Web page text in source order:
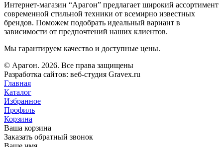
Интернет-магазин “Арагон” предлагает широкий ассортимент
современной стильной техники от всемирно известных
брендов. Поможем подобрать идеальный вариант в
зависимости от предпочтений наших клиентов.
Мы гарантируем качество и доступные цены.
© Арагон. 2026. Все права защищены
Разработка сайтов: веб-студия Gravex.ru
Главная
Каталог
Избранное
Профиль
Корзина
Ваша корзина
Заказать обратный звонок